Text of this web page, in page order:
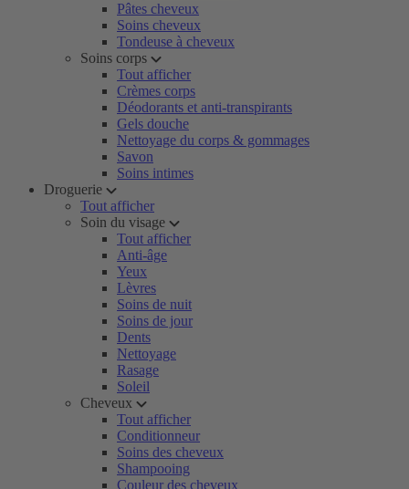
Pâtes cheveux
Soins cheveux
Tondeuse à cheveux
Soins corps
Tout afficher
Crèmes corps
Déodorants et anti-transpirants
Gels douche
Nettoyage du corps & gommages
Savon
Soins intimes
Droguerie
Tout afficher
Soin du visage
Tout afficher
Anti-âge
Yeux
Lèvres
Soins de nuit
Soins de jour
Dents
Nettoyage
Rasage
Soleil
Cheveux
Tout afficher
Conditionneur
Soins des cheveux
Shampooing
Couleur des cheveux